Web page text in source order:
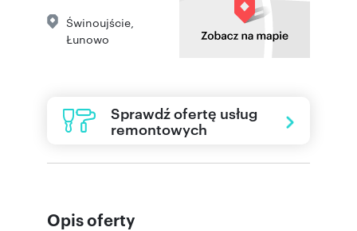
Świnoujście
Łunowo
Sprawdź ofertę usług
remontowych
Opis oferty